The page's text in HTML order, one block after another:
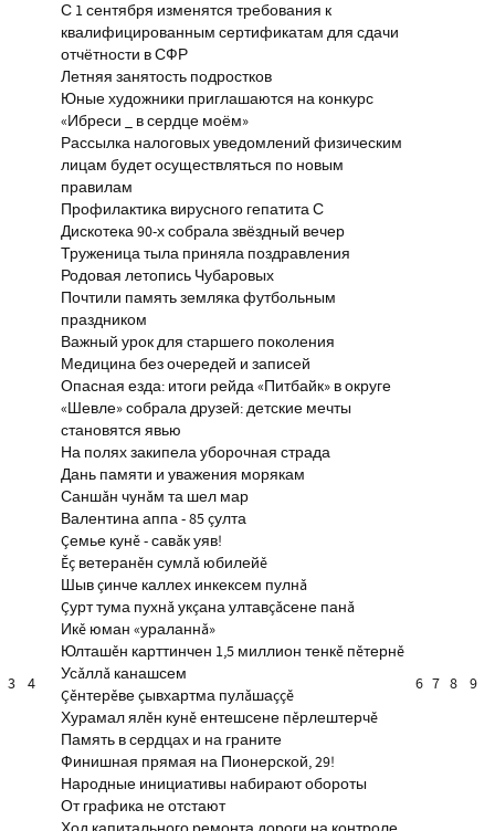
3 4
С 1 сентября изменятся требования к
квалифицированным сертификатам для сдачи
отчётности в СФР
Летняя занятость подростков
Юные художники приглашаются на конкурс
«Ибреси _ в сердце моём»
Рассылка налоговых уведомлений физическим
лицам будет осуществляться по новым
правилам
Профилактика вирусного гепатита С
Дискотека 90-х собрала звёздный вечер
Труженица тыла приняла поздравления
Родовая летопись Чубаровых
Почтили память земляка футбольным
праздником
Важный урок для старшего поколения
Медицина без очередей и записей
Опасная езда: итоги рейда «Питбайк» в округе
«Шевле» собрала друзей: детские мечты
становятся явью
На полях закипела уборочная страда
Дань памяти и уважения морякам
Саншăн чунăм та шел мар
Валентина аппа - 85 çулта
Çемье кунĕ - савăк уяв!
Ĕç ветеранĕн сумлă юбилейĕ
Шыв çинче каллех инкексем пулнă
Çурт тума пухнă укçана ултавçăсене панă
Икĕ юман «ураланнă»
Юлташĕн карттинчен 1,5 миллион тенкĕ пĕтернĕ
Усăллă канашсем
Çĕнтерĕве çывхартма пулăшаççĕ
Хурамал ялĕн кунĕ ентешсене пĕрлештерчĕ
Память в сердцах и на граните
Финишная прямая на Пионерской, 29!
Народные инициативы набирают обороты
От графика не отстают
6 7 8 9